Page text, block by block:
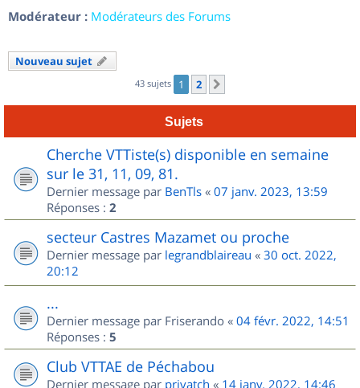
Modérateur : Modérateurs des Forums
Nouveau sujet
43 sujets 1 2
Sujets
Cherche VTTiste(s) disponible en semaine
sur le 31, 11, 09, 81.
Dernier message par BenTls « 07 janv. 2023, 13:59
Réponses : 2
secteur Castres Mazamet ou proche
Dernier message par legrandblaireau « 30 oct. 2022,
20:12
...
Dernier message par Friserando « 04 févr. 2022, 14:51
Réponses : 5
Club VTTAE de Péchabou
Dernier message par privatch « 14 janv. 2022, 14:46